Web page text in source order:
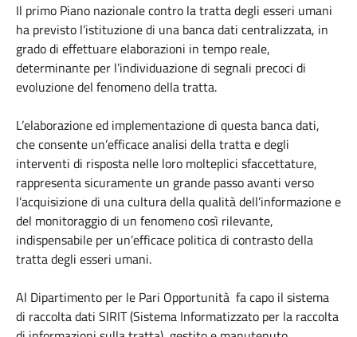
Il primo Piano nazionale contro la tratta degli esseri umani
ha previsto l’istituzione di una banca dati centralizzata, in
grado di effettuare elaborazioni in tempo reale,
determinante per l’individuazione di segnali precoci di
evoluzione del fenomeno della tratta.
L’elaborazione ed implementazione di questa banca dati,
che consente un’efficace analisi della tratta e degli
interventi di risposta nelle loro molteplici sfaccettature,
rappresenta sicuramente un grande passo avanti verso
l’acquisizione di una cultura della qualità dell’informazione e
del monitoraggio di un fenomeno così rilevante,
indispensabile per un’efficace politica di contrasto della
tratta degli esseri umani.
Al Dipartimento per le Pari Opportunità fa capo il sistema
di raccolta dati SIRIT (Sistema Informatizzato per la raccolta